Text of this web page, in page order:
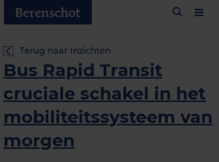
Terug naar Inzichten
Bus Rapid Transit
cruciale schakel in het
mobiliteitssysteem van
morgen